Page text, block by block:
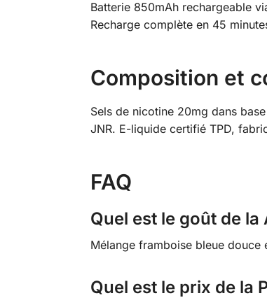
Batterie 850mAh rechargeable
Recharge complète en 45
Composition et
Sels de nicotine 20mg dans
JNR. E-liquide certifié TPD,
FAQ
Quel est le goût de la
Mélange framboise bleue douce
Quel est le prix de la